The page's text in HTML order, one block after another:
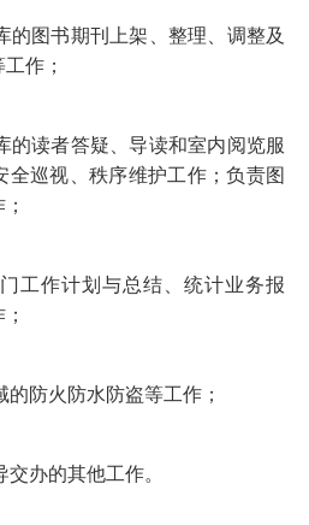
的图书期刊上架、整理、调整及
作；
的读者答疑、导读和室内阅览服
全巡视、秩序维护工作；负责图
工作计划与总结、统计业务报
防火防水防盗等工作；
办的其他工作。